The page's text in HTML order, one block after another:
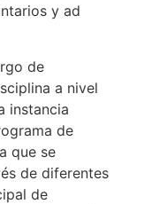
y ad
de
a nivel
instancia
de
que se
de diferentes
de